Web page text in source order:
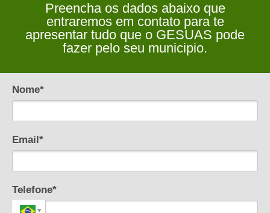
Preencha os dados abaixo que
entraremos em contato para te
apresentar tudo que o GESUAS pode
fazer pelo seu municipio.
Nome*
Email*
Telefone*